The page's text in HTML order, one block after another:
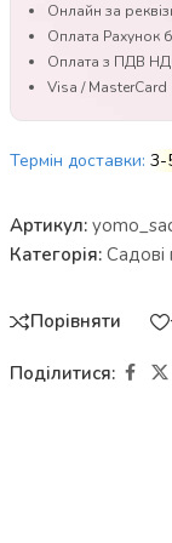
Онлайн за
Оплата Рахунок
Оплата з ПДВ
Visa / MasterCard
Термін доставки: 3-
Артикул:
Категорія: Садові
Порівняти
Поділитися: